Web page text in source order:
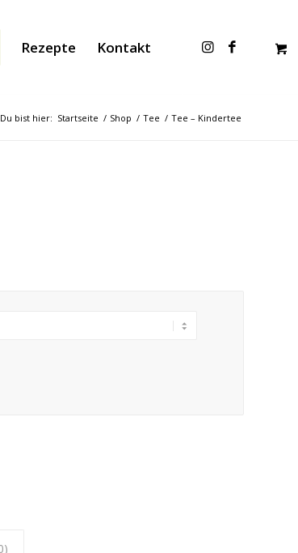
Rezepte Kontakt
Du bist hier: Startseite / Shop / Tee / Tee – Kindertee